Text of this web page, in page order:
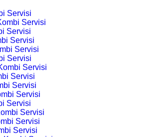
Servisi
Servisi
Servisi
Servisi
Servisi
Servisi
Servisi
Servisi
Servisi
Servisi
Servisi
Servisi
Servisi
Servisi